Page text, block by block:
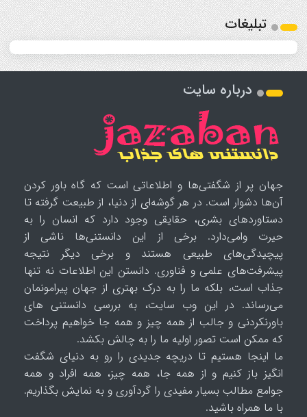
تبلیغات
درباره سایت
جهان پر از شگفتی‌ها و اطلاعاتی است که گاه باور کردن
آن‌ها دشوار است. در هر گوشه‌ای از دنیا، از طبیعت گرفته تا
دستاوردهای بشری، حقایقی وجود دارد که انسان را به
حیرت وامی‌دارد. برخی از این دانستنی‌ها ناشی از
پیچیدگی‌های طبیعی هستند و برخی دیگر نتیجه
پیشرفت‌های علمی و فناوری. دانستن این اطلاعات نه تنها
جذاب است، بلکه ما را به درک بهتری از جهان پیرامونمان
می‌رساند. در این وب سایت، به بررسی دانستنی های
باورنکردنی و جالب از همه چیز و همه جا خواهیم پرداخت
که ممکن است تصور اولیه ما را به چالش بکشد.
ما اینجا هستیم تا دریچه جدیدی را رو به دنیای شگفت
انگیز باز کنیم و از همه جا، همه چیز، همه افراد و همه
جوامع مطالب بسیار مفیدی را گردآوری و به نمایش بگذاریم.
با ما همراه باشید.